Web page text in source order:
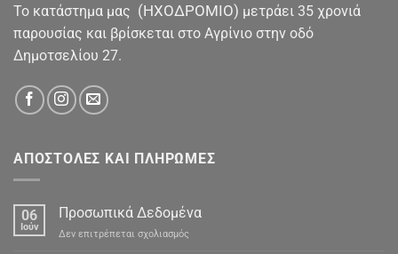
To κατάστημα μας (ΗΧΟΔΡΟΜΙΟ) μετράει 35 χρονιά
παρουσίας και βρίσκεται στο Αγρίνιο στην οδό
Δημοτσελίου 27.
ΑΠΟΣΤΟΛΕΣ ΚΑΙ ΠΛΗΡΩΜΕΣ
06
Ιούν
Προσωπικά Δεδομένα
Δεν επιτρέπεται σχολιασμός